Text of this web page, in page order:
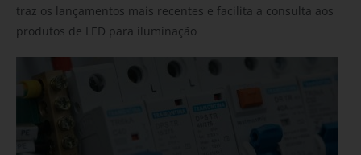
traz os lançamentos mais recentes e facilita a consulta aos
produtos de LED para iluminação